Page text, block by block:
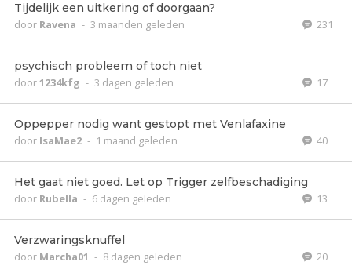
Tijdelijk een uitkering of doorgaan?
door Ravena - 3 maanden geleden 231
psychisch probleem of toch niet
door1234kfg - 3 dagen geleden 17
Oppepper nodig want gestopt met Venlafaxine
door IsaMae2 - 1 maand geleden 40
Het gaat niet goed. Let op Trigger zelfbeschadiging
door Rubella - 6 dagen geleden 13
Verzwaringsknuffel
door Marcha01 - 8 dagen geleden 20